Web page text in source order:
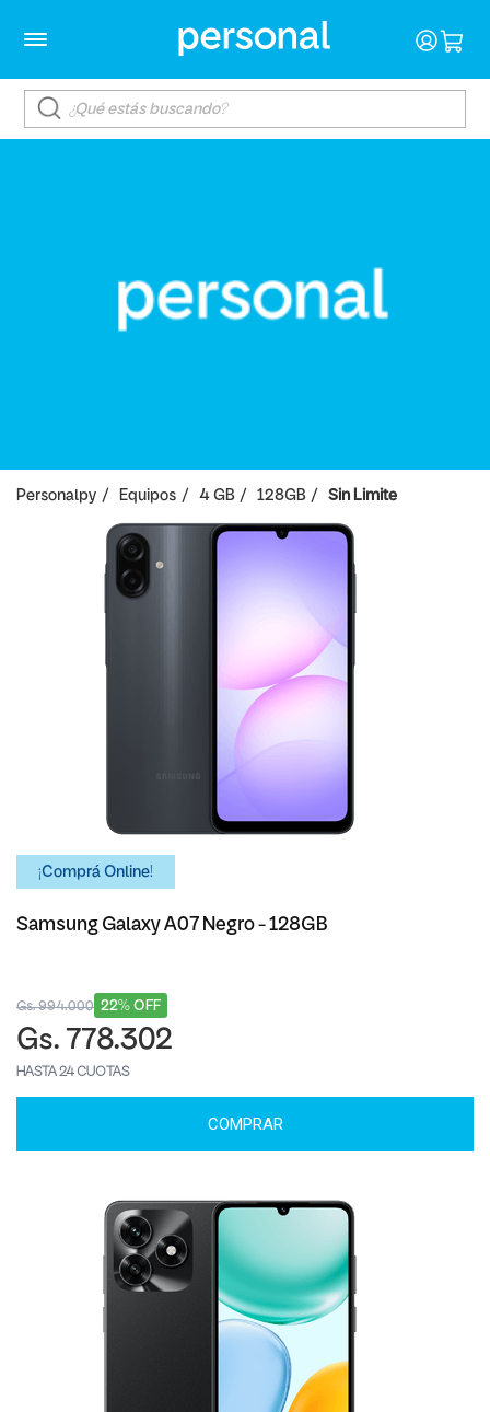
Personalpy Equipos 4 GB 128GB Sin Limite
¡Comprá Online!
Samsung Galaxy A07 Negro - 128GB
22% OFF
Gs. 994.000
Gs. 778.302
HASTA 24 CUOTAS
COMPRAR